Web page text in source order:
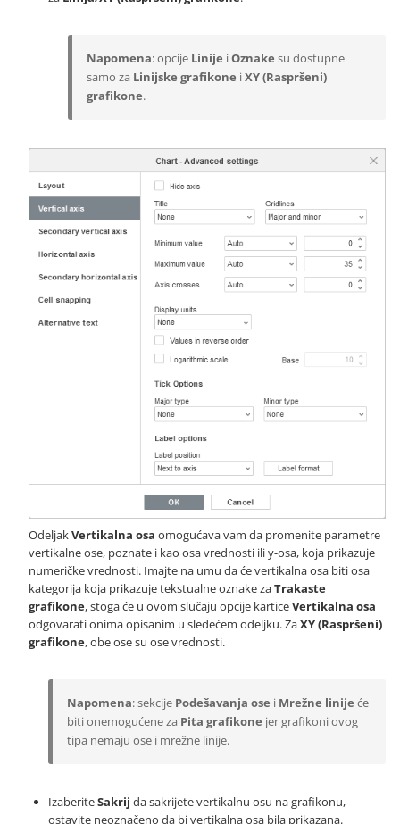
Napomena: opcije Linije iOznake su dostupne
samo za Linijske grafikone iXY (Raspršeni)
grafikone.
OdeljakVertikalna osa omogućava vam da promenite parametre
vertikalne ose, poznate i kao osa vrednosti ili y-osa, koja prikazuje
numeričke vrednosti. Imajte na umu da će vertikalna osa biti osa
kategorija koja prikazuje tekstualne oznake zaTrakaste
grafikone, stoga će u ovom slučaju opcije karticeVertikalna osa
odgovarati onima opisanim u sledećem odeljku. ZaXY (Raspršeni)
grafikone, obe ose su ose vrednosti.
Napomena: sekcije Podešavanja ose i Mrežne linije će
biti onemogućene za Pita grafikone jer grafikoni ovog
tipa nemaju ose i mrežne linije.
IzaberiteSakrij da sakrijete vertikalnu osu na grafikonu,
ostavite neoznačeno da bi vertikalna osa bila prikazana.